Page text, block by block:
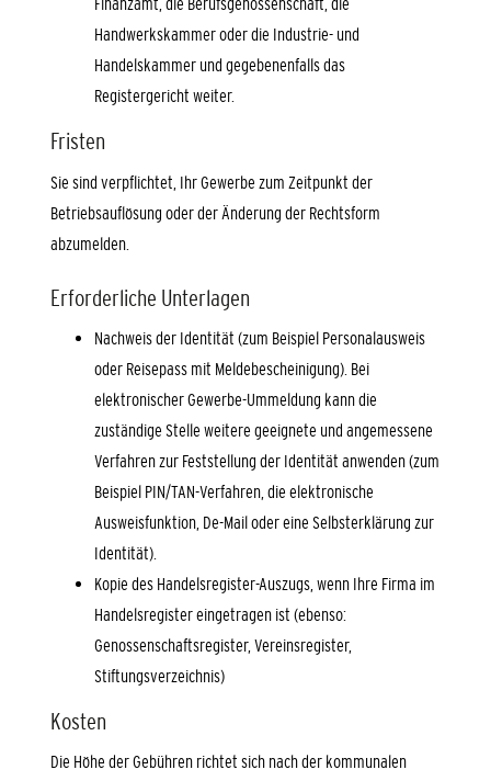
Handwerkskammer oder die Industrie- und
Handelskammer und gegebenenfalls das
Registergericht weiter.
Fristen
Sie sind verpflichtet, Ihr Gewerbe zum Zeitpunkt der
Betriebsauflösung oder der Änderung der Rechtsform
abzumelden.
Erforderliche Unterlagen
Nachweis der Identität (zum Beispiel Personalausweis
oder Reisepass mit Meldebescheinigung). Bei
elektronischer Gewerbe-Ummeldung kann die
zuständige Stelle weitere geeignete und angemessene
Verfahren zur Feststellung der Identität anwenden (zum
Beispiel PIN/TAN-Verfahren, die elektronische
Ausweisfunktion, De-Mail oder eine Selbsterklärung zur
Identität).
Kopie des Handelsregister-Auszugs, wenn Ihre Firma im
Handelsregister eingetragen ist (ebenso:
Genossenschaftsregister, Vereinsregister,
Stiftungsverzeichnis)
Kosten
Die Höhe der Gebühren richtet sich nach der kommunalen